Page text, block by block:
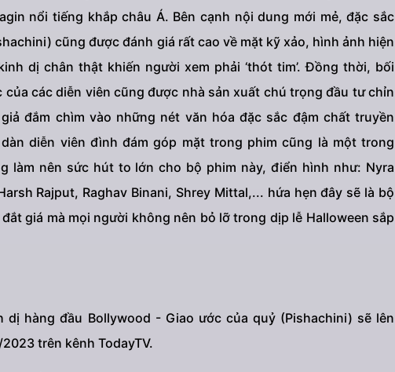
nổi tiếng khắp châu Á. Bên cạnh nội dung mới mẻ, đặc sắc
cũng được đánh giá rất cao về mặt kỹ xảo, hình ảnh hiện
dị chân thật khiến người xem phải ‘thót tim’. Đồng thời, bối
của các diễn viên cũng được nhà sản xuất chú trọng đầu tư chỉn
đắm chìm vào những nét văn hóa đặc sắc đậm chất truyền
diễn viên đình đám góp mặt trong phim cũng là một trong
làm nên sức hút to lớn cho bộ phim này, điển hình như: Nyra
Rajput, Raghav Binani, Shrey Mittal,... hứa hẹn đây sẽ là bộ
giá mà mọi người không nên bỏ lỡ trong dịp lễ Halloween sắp
dị hàng đầu Bollywood - Giao ước của quỷ (Pishachini) sẽ lên
trên kênh TodayTV.